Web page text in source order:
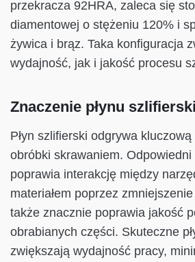
przekracza 92HRA, zaleca się
diamentowej o stężeniu 120% i
żywica i brąz. Taka konfiguracja
wydajność, jak i jakość procesu
Znaczenie płynu
Płyn szlifierski odgrywa
obróbki skrawaniem. Odpowiedni
poprawia interakcję między
materiałem poprzez
także znacznie poprawia jakość
obrabianych części. Skuteczne
zwiększają wydajność pracy,